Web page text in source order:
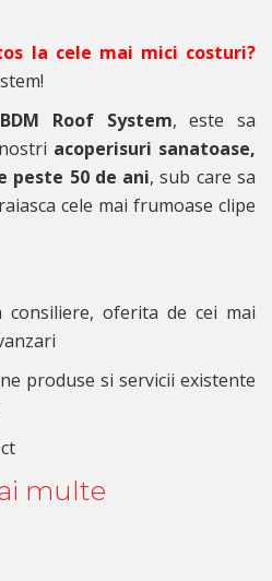
la cele mai mici costuri?
BDM Roof System, este sa
acoperisuri sanatoase,
peste 50 de ani, sub care sa
cele mai frumoase clipe
consiliere, oferita de cei mai
produse si servicii existente
multe